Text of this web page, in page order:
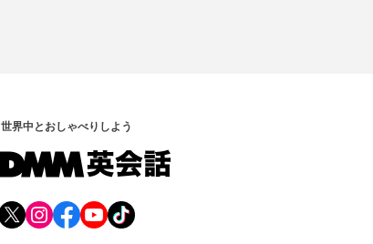
世界中とおしゃべりしよう